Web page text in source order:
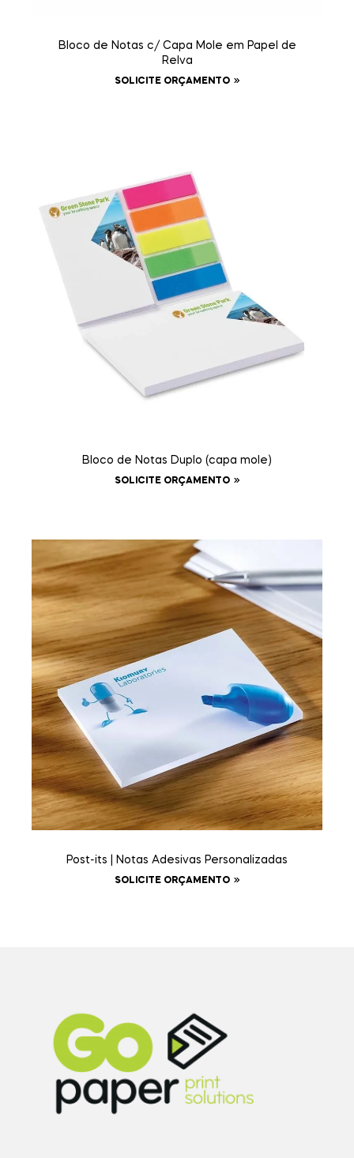
Bloco de Notas c/ Capa Mole em Papel de
Relva
SOLICITE ORÇAMENTO
Bloco de Notas Duplo (capa mole)
SOLICITE ORÇAMENTO
Post-its | Notas Adesivas Personalizadas
SOLICITE ORÇAMENTO